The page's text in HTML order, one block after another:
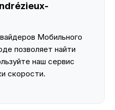
Мобильного
позволяет найти
наш сервис
скорости.